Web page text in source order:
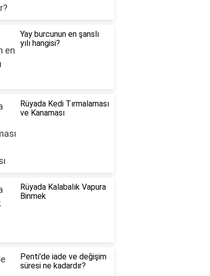
Yay burcunun en şanslı
yılı hangisi?
Rüyada Kedi Tırmalaması
ve Kanaması
Rüyada Kalabalık Vapura
Binmek
Penti'de iade ve değişim
süresi ne kadardır?